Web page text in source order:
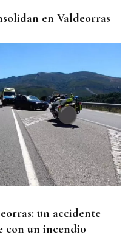
en Valdeorras
un accidente
con un incendio